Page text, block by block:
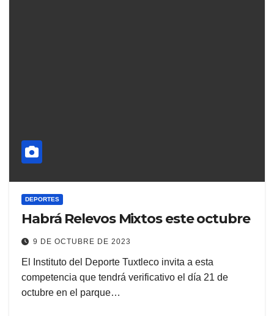
DEPORTES
Habrá Relevos Mixtos este octubre
9 DE OCTUBRE DE 2023
El Instituto del Deporte Tuxtleco invita a esta
competencia que tendrá verificativo el día 21 de
octubre en el parque…